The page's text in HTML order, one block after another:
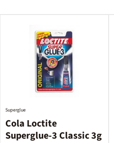
Cola Loctite
Superglue-3 Classic 3g
Superglue